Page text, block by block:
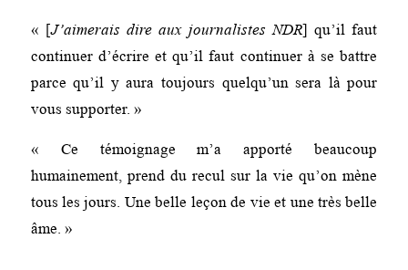
« [J’aimerais dire aux journalistes NDR] qu’il faut
continuer d’écrire et qu’il faut continuer à se battre
parce qu’il y aura toujours quelqu’un sera là pour
vous supporter. »
« Ce témoignage m’a apporté beaucoup
humainement, prend du recul sur la vie qu’on mène
tous les jours. Une belle leçon de vie et une très belle
âme. »